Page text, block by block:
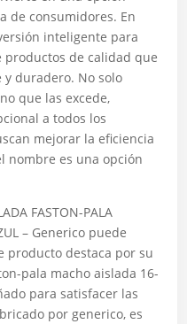
de consumidores. En
inteligente para
de calidad que
duradero. No solo
que las excede,
a todos los
mejorar la eficiencia
nombre es una opción
FASTON-PALA
– Generico puede
producto destaca por su
pala macho aislada 16-
para satisfacer las
por generico, es